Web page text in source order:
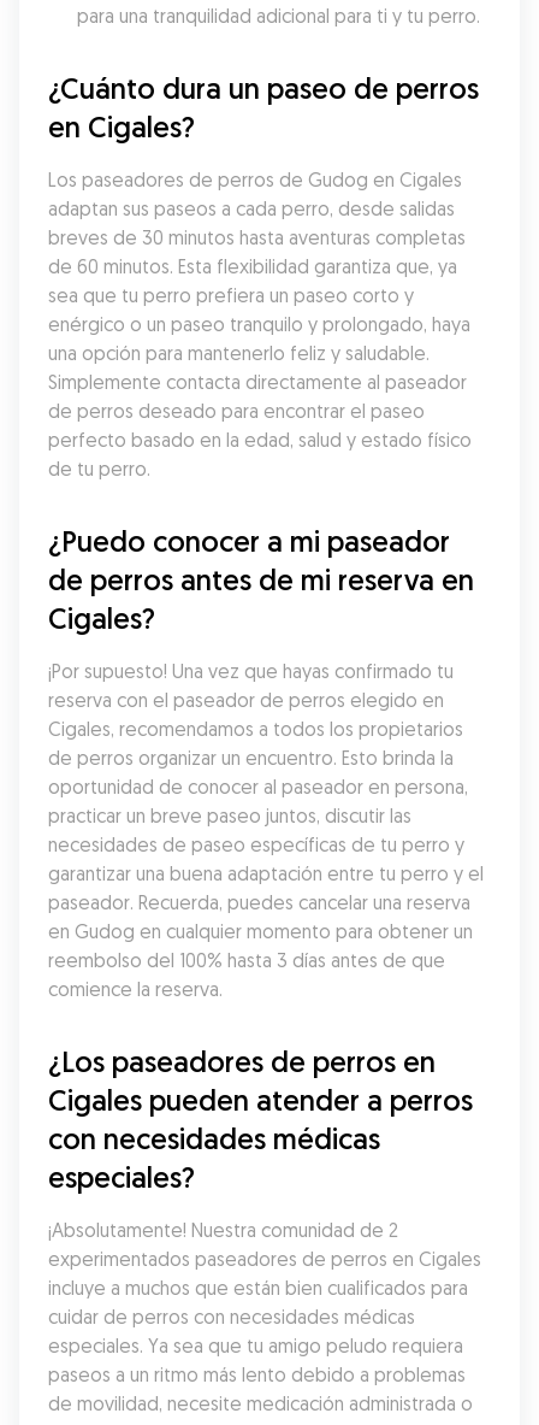
para una tranquilidad adicional para ti y tu perro.
¿Cuánto dura un paseo de perros
en Cigales?
Los paseadores de perros de Gudog en Cigales
adaptan sus paseos a cada perro, desde salidas
breves de 30 minutos hasta aventuras completas
de 60 minutos. Esta flexibilidad garantiza que, ya
sea que tu perro prefiera un paseo corto y
enérgico o un paseo tranquilo y prolongado, haya
una opción para mantenerlo feliz y saludable.
Simplemente contacta directamente al paseador
de perros deseado para encontrar el paseo
perfecto basado en la edad, salud y estado físico
de tu perro.
¿Puedo conocer a mi paseador
de perros antes de mi reserva en
Cigales?
¡Por supuesto! Una vez que hayas confirmado tu
reserva con el paseador de perros elegido en
Cigales, recomendamos a todos los propietarios
de perros organizar un encuentro. Esto brinda la
oportunidad de conocer al paseador en persona,
practicar un breve paseo juntos, discutir las
necesidades de paseo específicas de tu perro y
garantizar una buena adaptación entre tu perro y el
paseador. Recuerda, puedes cancelar una reserva
en Gudog en cualquier momento para obtener un
reembolso del 100% hasta 3 días antes de que
comience la reserva.
¿Los paseadores de perros en
Cigales pueden atender a perros
con necesidades médicas
especiales?
¡Absolutamente! Nuestra comunidad de 2
experimentados paseadores de perros en Cigales
incluye a muchos que están bien cualificados para
cuidar de perros con necesidades médicas
especiales. Ya sea que tu amigo peludo requiera
paseos a un ritmo más lento debido a problemas
de movilidad, necesite medicación administrada o